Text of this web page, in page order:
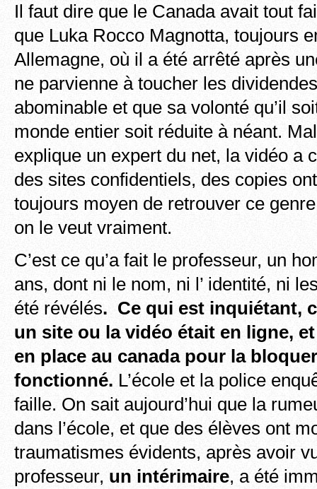
Il faut dire que le Canada avait tout
que Luka Rocco Magnotta, toujours
Allemagne, où il a été arrêté après
ne parvienne à toucher les
abominable et que sa volonté qu’il
monde entier soit réduite à néant.
explique un expert du net, la vidéo a
des sites confidentiels, des copies
toujours moyen de retrouver ce
on le veut vraiment.
C’est ce qu’a fait le professeur, un
ans, dont ni le nom, ni l’ identité, ni
été révélés. Ce qui est inquiétant,
un site ou la vidéo était en ligne,
en place au canada pour la
fonctionné. L’école et la police
faille. On sait aujourd’hui que la
dans l’école, et que des élèves ont
traumatismes évidents, après avoir
professeur, un intérimaire, a été